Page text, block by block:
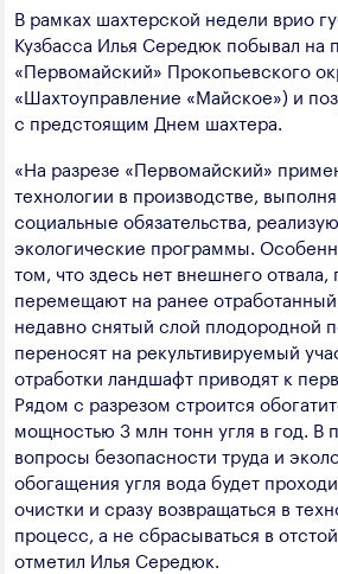
Добыча общераспространенных
полезных ископаемых
Лёгкая промышленность
Лесная промышленность
Пищевая промышленность
dprom@ako.ru
Создание сайта
В рамках шахтерской недели врио
Кузбасса Илья Середюк побывал на
«Первомайский» Прокопьевского
«Шахтоуправление «Майское») и
с предстоящим Днем шахтера.
«На разрезе «Первомайский»
технологии в производстве,
социальные обязательства,
экологические программы.
том, что здесь нет внешнего отвала,
перемещают на ранее отработанный
недавно снятый слой плодородной
переносят на рекультивируемый
отработки ландшафт приводят к
Рядом с разрезом строится
мощностью 3 млн тонн угля в год. В
вопросы безопасности труда и
обогащения угля вода будет
очистки и сразу возвращаться в
процесс, а не сбрасываться в
отметил Илья Середюк.